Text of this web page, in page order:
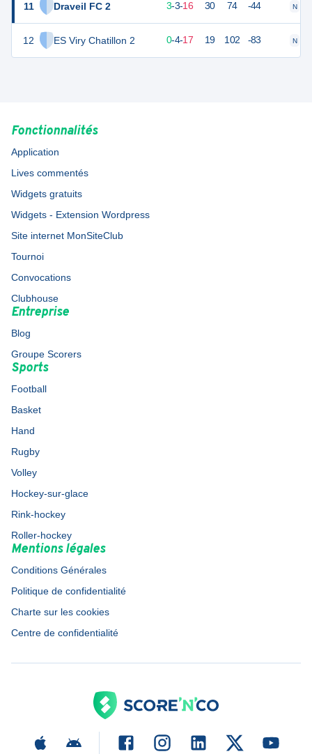
11 Draveil FC 2
12 ES Viry Chatillon 2
3-3-16 30 74 -44 N
3 0-4-17 19 102 -83 N
Fonctionnalités
Application
Lives commentés
Widgets gratuits
Widgets - Extension Wordpress
Site internet MonSiteClub
Tournoi
Convocations
Clubhouse
Entreprise
Blog
Groupe Scorers
Sports
Football
Basket
Hand
Rugby
Volley
Hockey-sur-glace
Rink-hockey
Roller-hockey
Mentions légales
Conditions Générales
Politique de confidentialité
Charte sur les cookies
Centre de confidentialité